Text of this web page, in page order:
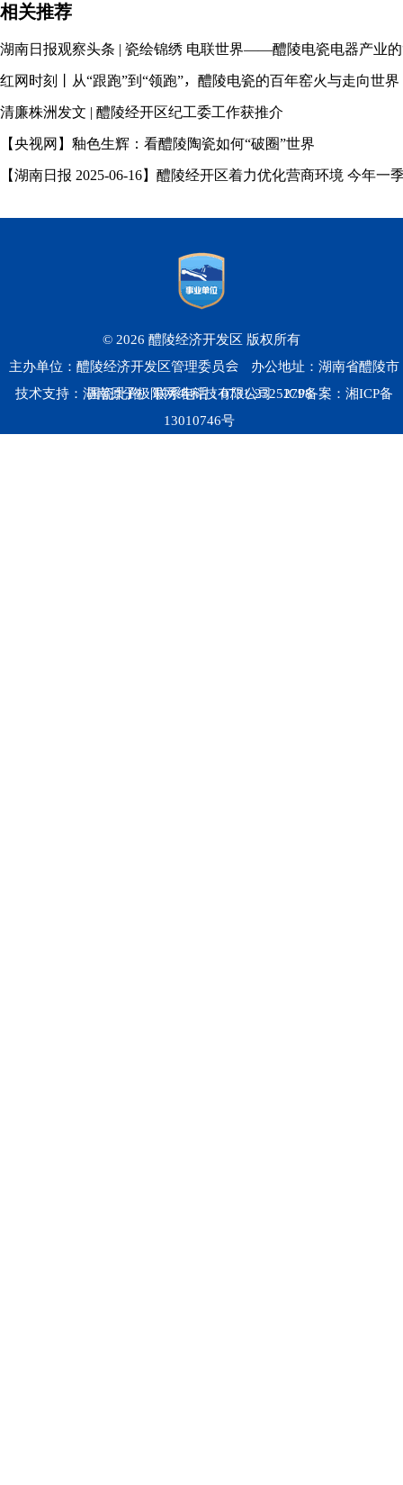
相关推荐
湖南日报观察头条 | 瓷绘锦绣 电联世界——醴陵电瓷电器产业的
红网时刻丨从“跟跑”到“领跑”，醴陵电瓷的百年窑火与走向世界
清廉株洲发文 | 醴陵经开区纪工委工作获推介
【央视网】釉色生辉：看醴陵陶瓷如何“破圈”世界
【湖南日报 2025-06-16】醴陵经开区着力优化营商环境 今年一
© 2026 醴陵经济开发区 版权所有
主办单位：醴陵经济开发区管理委员会
办公地址：湖南省醴陵市
国瓷北路
联系电话：0731-23252798
技术支持：湖南原子极限网络科技有限公司 ICP备案： 湘ICP备
13010746号